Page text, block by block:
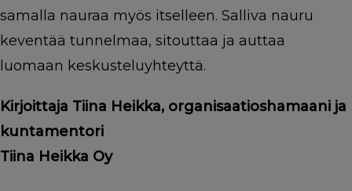
samalla nauraa myös itselleen. Salliva nauru
keventää tunnelmaa, sitouttaa ja auttaa
luomaan keskusteluyhteyttä.
Kirjoittaja Tiina Heikka, organisaatioshamaani ja
kuntamentori
Tiina Heikka Oy